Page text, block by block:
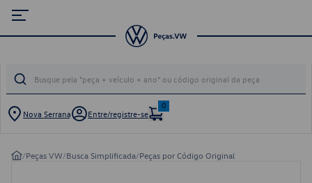
Nova Serrana Entre/registre-se
0
/Peças VW/Busca Simplificada/Peças por Código Original